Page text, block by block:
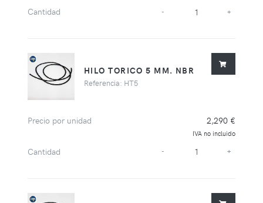
Cantidad - +
HILO TORICO 5 MM. NBR
Referencia: HT5
Precio por unidad 2,290 €
IVA no incluido
Cantidad - +